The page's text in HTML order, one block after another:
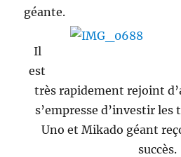
géante.
Il
est
très rapidement rejoint
s’empresse d’investir les
Uno et Mikado géant
succès.